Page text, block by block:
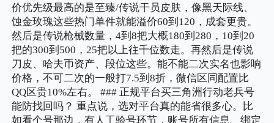
价优先级最高的是至臻/传说干员皮肤，像黑天际线、
蚀金玫瑰这些热门单件就能溢价60到120，成套更贵。
然后是传说枪械数量，4到8把大概180到280，10到20
把的300到500，25把以上往千位数走。再然后是传说
刀皮、哈夫币资产、段位这些。能不能二次实名也影响
价格，不可二次的一般打7.5到8折，微信区同配置比
QQ区贵10%左右。 ### 正规平台买三角洲行动老兵号
能防找回吗？ 重点说，选对平台真的能省很多心。比
如看个号那边，有人工验号环节，账号所有信息、绑定